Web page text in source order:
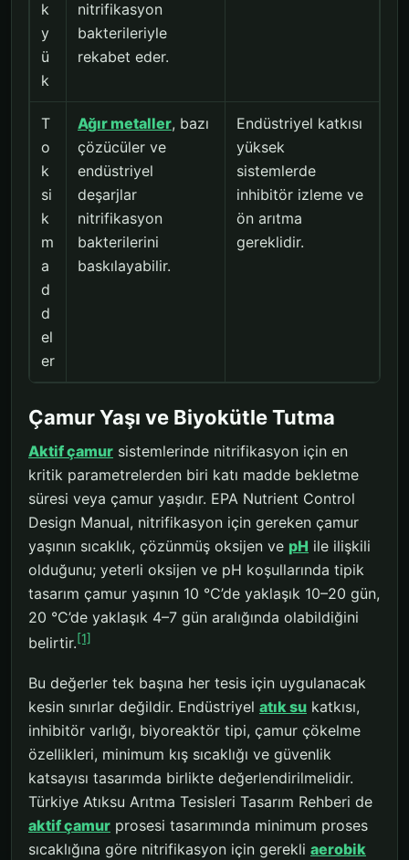
k
y
ü
k
nitrifikasyon
bakterileriyle
rekabet eder.
T
o
k
si
k
m
a
d
d
el
er
Ağır metaller, bazı
çözücüler ve
endüstriyel
deşarjlar
nitrifikasyon
bakterilerini
baskılayabilir.
Endüstriyel katkısı
yüksek
sistemlerde
inhibitör izleme ve
ön arıtma
gereklidir.
Çamur Yaşı ve Biyokütle Tutma
Aktif çamur sistemlerinde nitrifikasyon için en
kritik parametrelerden biri katı madde bekletme
süresi veya çamur yaşıdır. EPA Nutrient Control
Design Manual, nitrifikasyon için gereken çamur
yaşının sıcaklık, çözünmüş oksijen ve pH ile ilişkili
olduğunu; yeterli oksijen ve pH koşullarında tipik
tasarım çamur yaşının 10 °C’de yaklaşık 10–20 gün,
20 °C’de yaklaşık 4–7 gün aralığında olabildiğini
belirtir.[1]
Bu değerler tek başına her tesis için uygulanacak
kesin sınırlar değildir. Endüstriyel atık su katkısı,
inhibitör varlığı, biyoreaktör tipi, çamur çökelme
özellikleri, minimum kış sıcaklığı ve güvenlik
katsayısı tasarımda birlikte değerlendirilmelidir.
Türkiye Atıksu Arıtma Tesisleri Tasarım Rehberi de
aktif çamur prosesi tasarımında minimum proses
sıcaklığına göre nitrifikasyon için gerekli aerobik